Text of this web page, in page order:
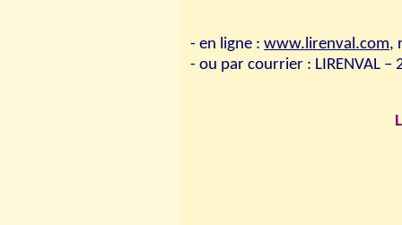
- en ligne : www.lirenval.com,
- ou par courrier : LIRENVAL –